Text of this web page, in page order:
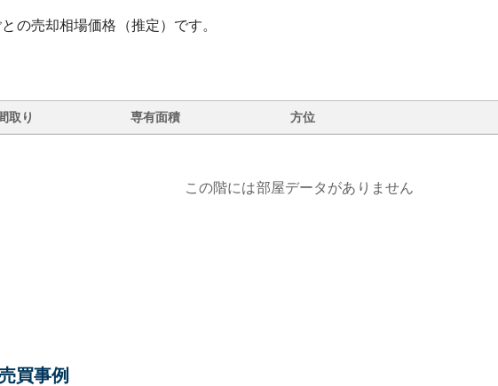
の売却相場価格（推定）です。
取り 専有面積 方位
この階には部屋データがありません
買事例